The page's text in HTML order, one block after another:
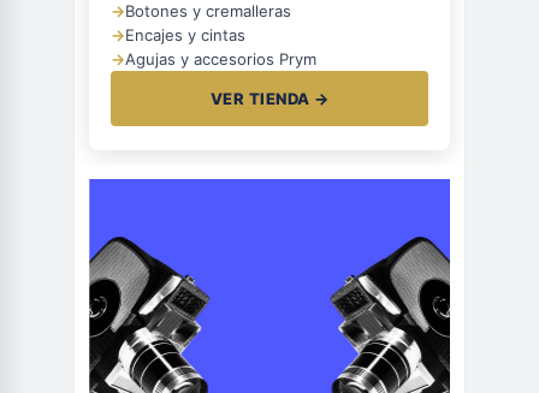
→Botones y cremalleras
→Encajes y cintas
→Agujas y accesorios Prym
VER TIENDA →